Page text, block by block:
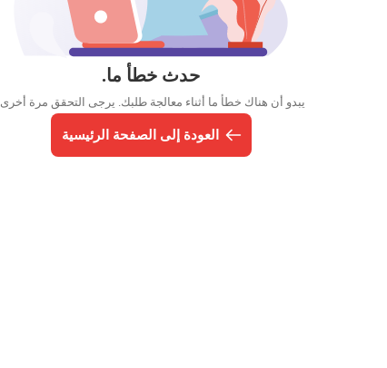
حدث خطأ ما.
يبدو أن هناك خطأ ما أثناء معالجة طلبك. يرجى التحقق مرة أخرى.
العودة إلى الصفحة الرئيسية